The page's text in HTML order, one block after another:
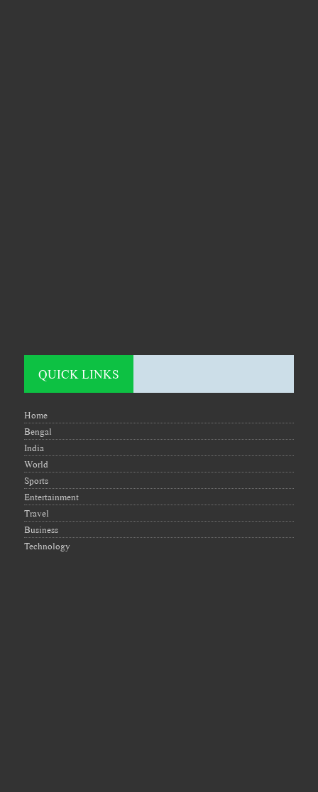
QUICK LINKS
Home
Bengal
India
World
Sports
Entertainment
Travel
Business
Technology